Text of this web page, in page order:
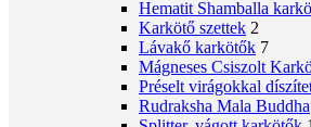
Hematit Shamballa
Karkötő szettek 2
Lávakő karkötők 7
Mágneses Csiszolt
Préselt virágokkal
Rudraksha Mala Buddha